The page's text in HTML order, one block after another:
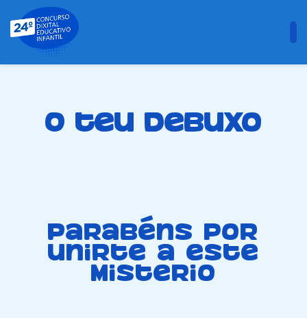
O teu debuxo
Parabéns por
unirte a este
misterio